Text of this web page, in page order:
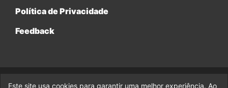
Política de Privacidade
Feedback
© 2017-2026 Legado da Marvel, uma empresa da Legado
Este site usa cookies para garantir uma melhor experiência. Ao